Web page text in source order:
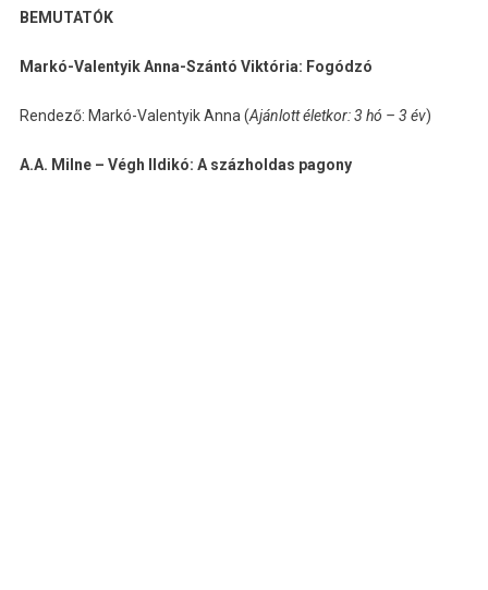
BEMUTATÓK
Markó-Valentyik Anna-Szántó Viktória: Fogódzó
Rendező: Markó-Valentyik Anna (Ajánlott életkor: 3 hó – 3 év)
A.A. Milne – Végh Ildikó: A százholdas pagony